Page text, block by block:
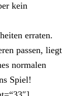
kein
erraten.
passen, liegt
normalen
Spiel!